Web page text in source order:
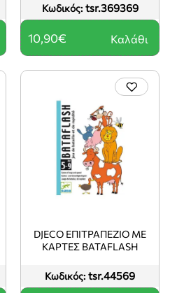
Κωδικός: tsr.369369
10,90€ Καλάθι
Κωδικός: tsr.44569
DJECO ΕΠΙΤΡΑΠΈΖΙΟ ΜΕ
ΚΆΡΤΕΣ BATAFLASH